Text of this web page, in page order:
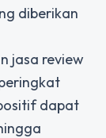
diberikan
jasa review
dapat